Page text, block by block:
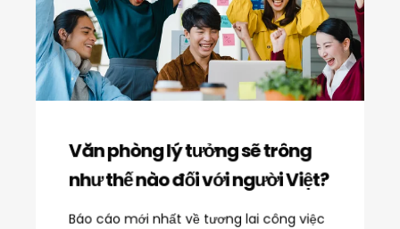
Văn phòng lý tưởng sẽ trông
như thế nào đối với người Việt?
Báo cáo mới nhất về tương lai công việc